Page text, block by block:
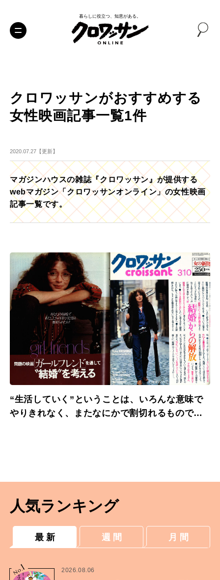
暮らしに役立つ、知恵がある。
クロワッサンがおすすめする
女性映画記事一覧1件
2020.07.27【更新】
マガジンハウスの雑誌『クロワッサン』が提供する
webマガジン「クロワッサンオンライン」の女性映画
記事一覧です。
“生活していく”ということは、いろんな意味で
やりきれなく、またなにかで割切れるものでは
人気ランキング
最 新 週 間 月 間
No.
1 2026.08.06